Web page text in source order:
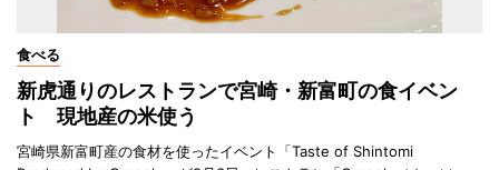
食べる
新虎通りのレストランで宮崎・新富町の食イベン
ト 現地産の米使う
宮崎県新富町産の食材を使ったイベント「Taste of Shintomi